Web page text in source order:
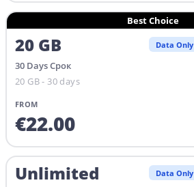
Best Choice
20 GB Data Only
30 DaysСрок
20 GB - 30 days
FROM
€22.00
Unlimited Data Only